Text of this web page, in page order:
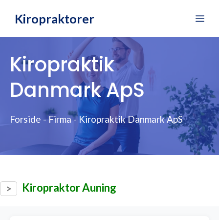
Kiropraktorer
Kiropraktik
Danmark ApS
Forside -Firma-Kiropraktik Danmark ApS
Kiropraktor Auning